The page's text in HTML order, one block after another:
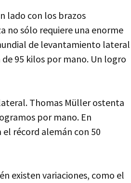
lado con los brazos
no sólo requiere una enorme
de levantamiento lateral
95 kilos por mano. Un logro
Thomas Müller ostenta
por mano. En
récord alemán con 50
existen variaciones, como el